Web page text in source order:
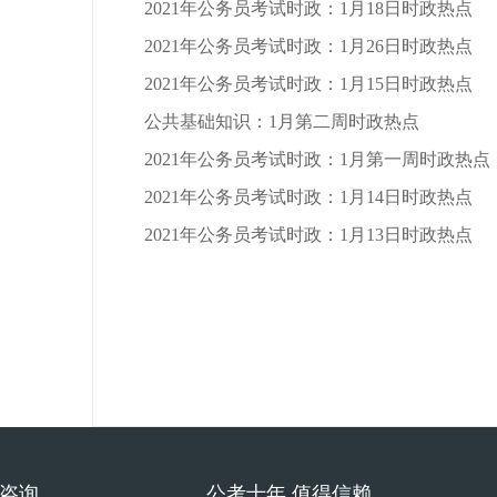
2021年公务员考试时政：1月18日时政热点
2021年公务员考试时政：1月26日时政热点
2021年公务员考试时政：1月15日时政热点
公共基础知识：1月第二周时政热点
2021年公务员考试时政：1月第一周时政热点
2021年公务员考试时政：1月14日时政热点
2021年公务员考试时政：1月13日时政热点